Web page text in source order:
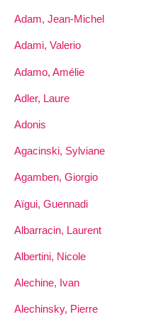
Adam, Jean-Michel
Adami, Valerio
Adamo, Amélie
Adler, Laure
Adonis
Agacinski, Sylviane
Agamben, Giorgio
Aïgui, Guennadi
Albarracin, Laurent
Albertini, Nicole
Alechine, Ivan
Alechinsky, Pierre